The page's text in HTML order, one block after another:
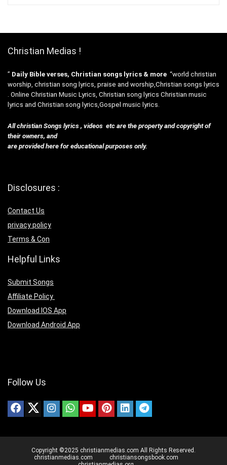
Christian Medias !
” Daily Bible verses, Christian songs lyrics & more “world christian
worship, christian song lyrics, praise and worship,Christian songs lyrics
. Online Christian Music Lyrics, Christian song lyrics Christian music
lyrics and Christian song lyrics,Gospel music lyrics.
All christian Songs lyrics , videos etc are the property and copyright of
their owners, and
are provided here for educational purposes only.
Disclosures :
Contact Us
privacy policy
Terms & Con
Helpful Links
Submit Songs
Affiliate Policy
Download IOS App
Download Android App
Follow Us
Copyright ©2025 christianmedias.com All Rights Reserved.
christianmedias.com
christiansongsbook.com